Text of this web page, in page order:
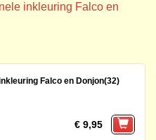
inkleuring Falco en
Falco en Donjon(32)
€ 9,95